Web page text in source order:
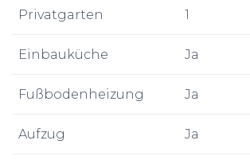
Privatgarten 1
Einbauküche Ja
Fußbodenheizung Ja
Aufzug Ja